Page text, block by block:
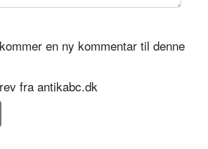
en ny kommentar til denne
fra antikabc.dk